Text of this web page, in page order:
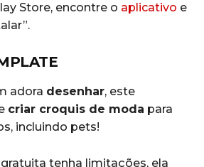
Store, encontre o aplicativo e
adora desenhar, este
criar croquis de moda para
incluindo pets!
tenha limitações, ela